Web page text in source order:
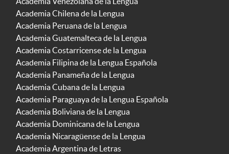
Academia Chilena de la Lengua
Academia Peruana de la Lengua
Academia Guatemalteca de la Lengua
Academia Costarricense de la Lengua
Academia Filipina de la Lengua Española
Academia Panameña de la Lengua
Academia Cubana de la Lengua
Academia Paraguaya de la Lengua Española
Academia Boliviana de la Lengua
Academia Dominicana de la Lengua
Academia Nicaragüense de la Lengua
Academia Argentina de Letras